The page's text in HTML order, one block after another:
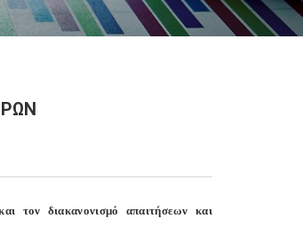
τον διακανονισμό απαιτήσεων και